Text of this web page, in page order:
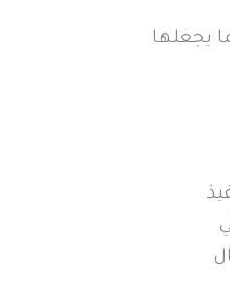
يجعلها